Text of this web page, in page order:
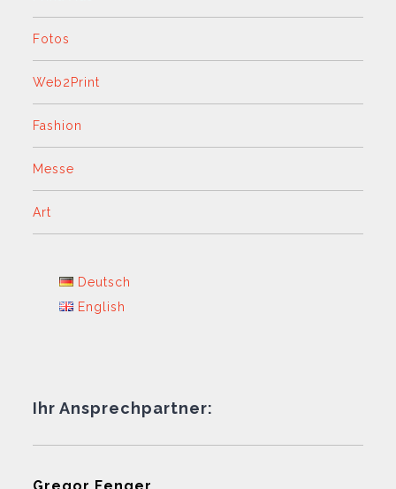
Fotos
Web2Print
Fashion
Messe
Art
Deutsch
English
Ihr Ansprechpartner:
Gregor Fenger